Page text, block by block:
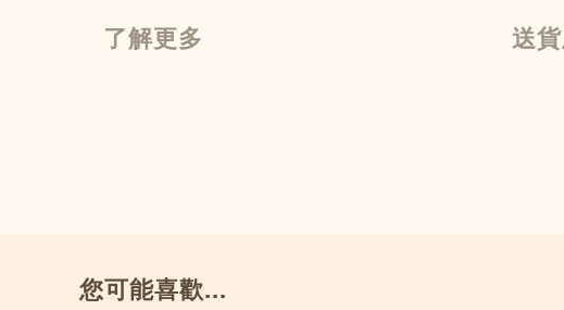
了解更多 送
您可能喜歡...